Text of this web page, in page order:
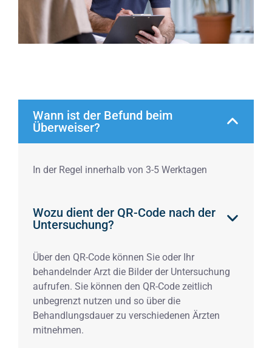
Wann ist der Befund beim
Überweiser?
In der Regel innerhalb von 3-5 Werktagen
Wozu dient der QR-Code nach der
Untersuchung?
Über den QR-Code können Sie oder Ihr
behandelnder Arzt die Bilder der Untersuchung
aufrufen. Sie können den QR-Code zeitlich
unbegrenzt nutzen und so über die
Behandlungsdauer zu verschiedenen Ärzten
mitnehmen.